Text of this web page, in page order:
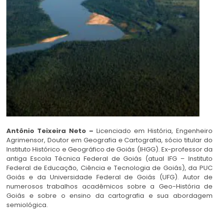
Antônio Teixeira Neto – Licenciado em História, Engenheiro
Agrimensor, Doutor em Geografia e Cartografia, sócio titular do
Instituto Histórico e Geográfico de Goiás (IHGG). Ex-professor da
antiga Escola Técnica Federal de Goiás (atual IFG – Instituto
Federal de Educação, Ciência e Tecnologia de Goiás), da PUC
Goiás e da Universidade Federal de Goiás (UFG). Autor de
numerosos trabalhos acadêmicos sobre a Geo-História de
Goiás e sobre o ensino da cartografia e sua abordagem
semiológica.